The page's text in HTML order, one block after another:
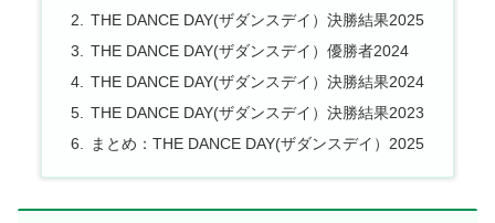
THE DANCE DAY(ザダンスデイ）決勝結果2025
THE DANCE DAY(ザダンスデイ）優勝者2024
THE DANCE DAY(ザダンスデイ）決勝結果2024
THE DANCE DAY(ザダンスデイ）決勝結果2023
まとめ：THE DANCE DAY(ザダンスデイ）2025